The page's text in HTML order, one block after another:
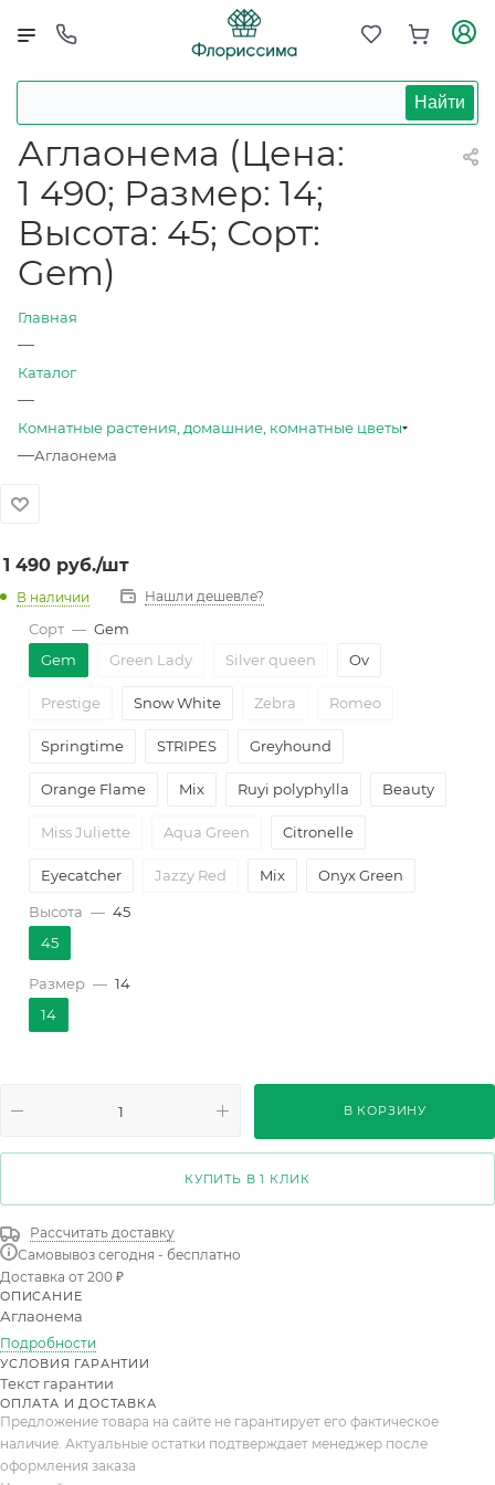
Найти
Аглаонема (Цена:
1 490; Размер: 14;
Высота: 45; Сорт:
Gem)
Главная
—
Каталог
—
Комнатные растения, домашние, комнатные цветы
—Аглаонема
1 490 руб./шт
В наличии Нашли дешевле?
Сорт — Gem
Gem
Green Lady Silver queen Ov
Prestige Snow White Zebra Romeo
Springtime STRIPES Greyhound
Orange Flame Mix Ruyi polyphylla Beauty
Miss Juliette Aqua Green Citronelle
Eyecatcher Jazzy Red Mix Onyx Green
Lipstick Pink
White Angel
Red Aurora
Unyamanee
Red Happiness
Ред Рефлекшн
Высота — 45
45
Размер — 14
14
В КОРЗИНУ
КУПИТЬ В 1 КЛИК
Рассчитать доставку
Самовывоз сегодня - бесплатно
Доставка от 200 ₽
ОПИСАНИЕ
Аглаонема
Подробности
УСЛОВИЯ ГАРАНТИИ
Текст гарантии
ОПЛАТА И ДОСТАВКА
Предложение товара на сайте не гарантирует его фактическое
наличие. Актуальные остатки подтверждает менеджер после
оформления заказа